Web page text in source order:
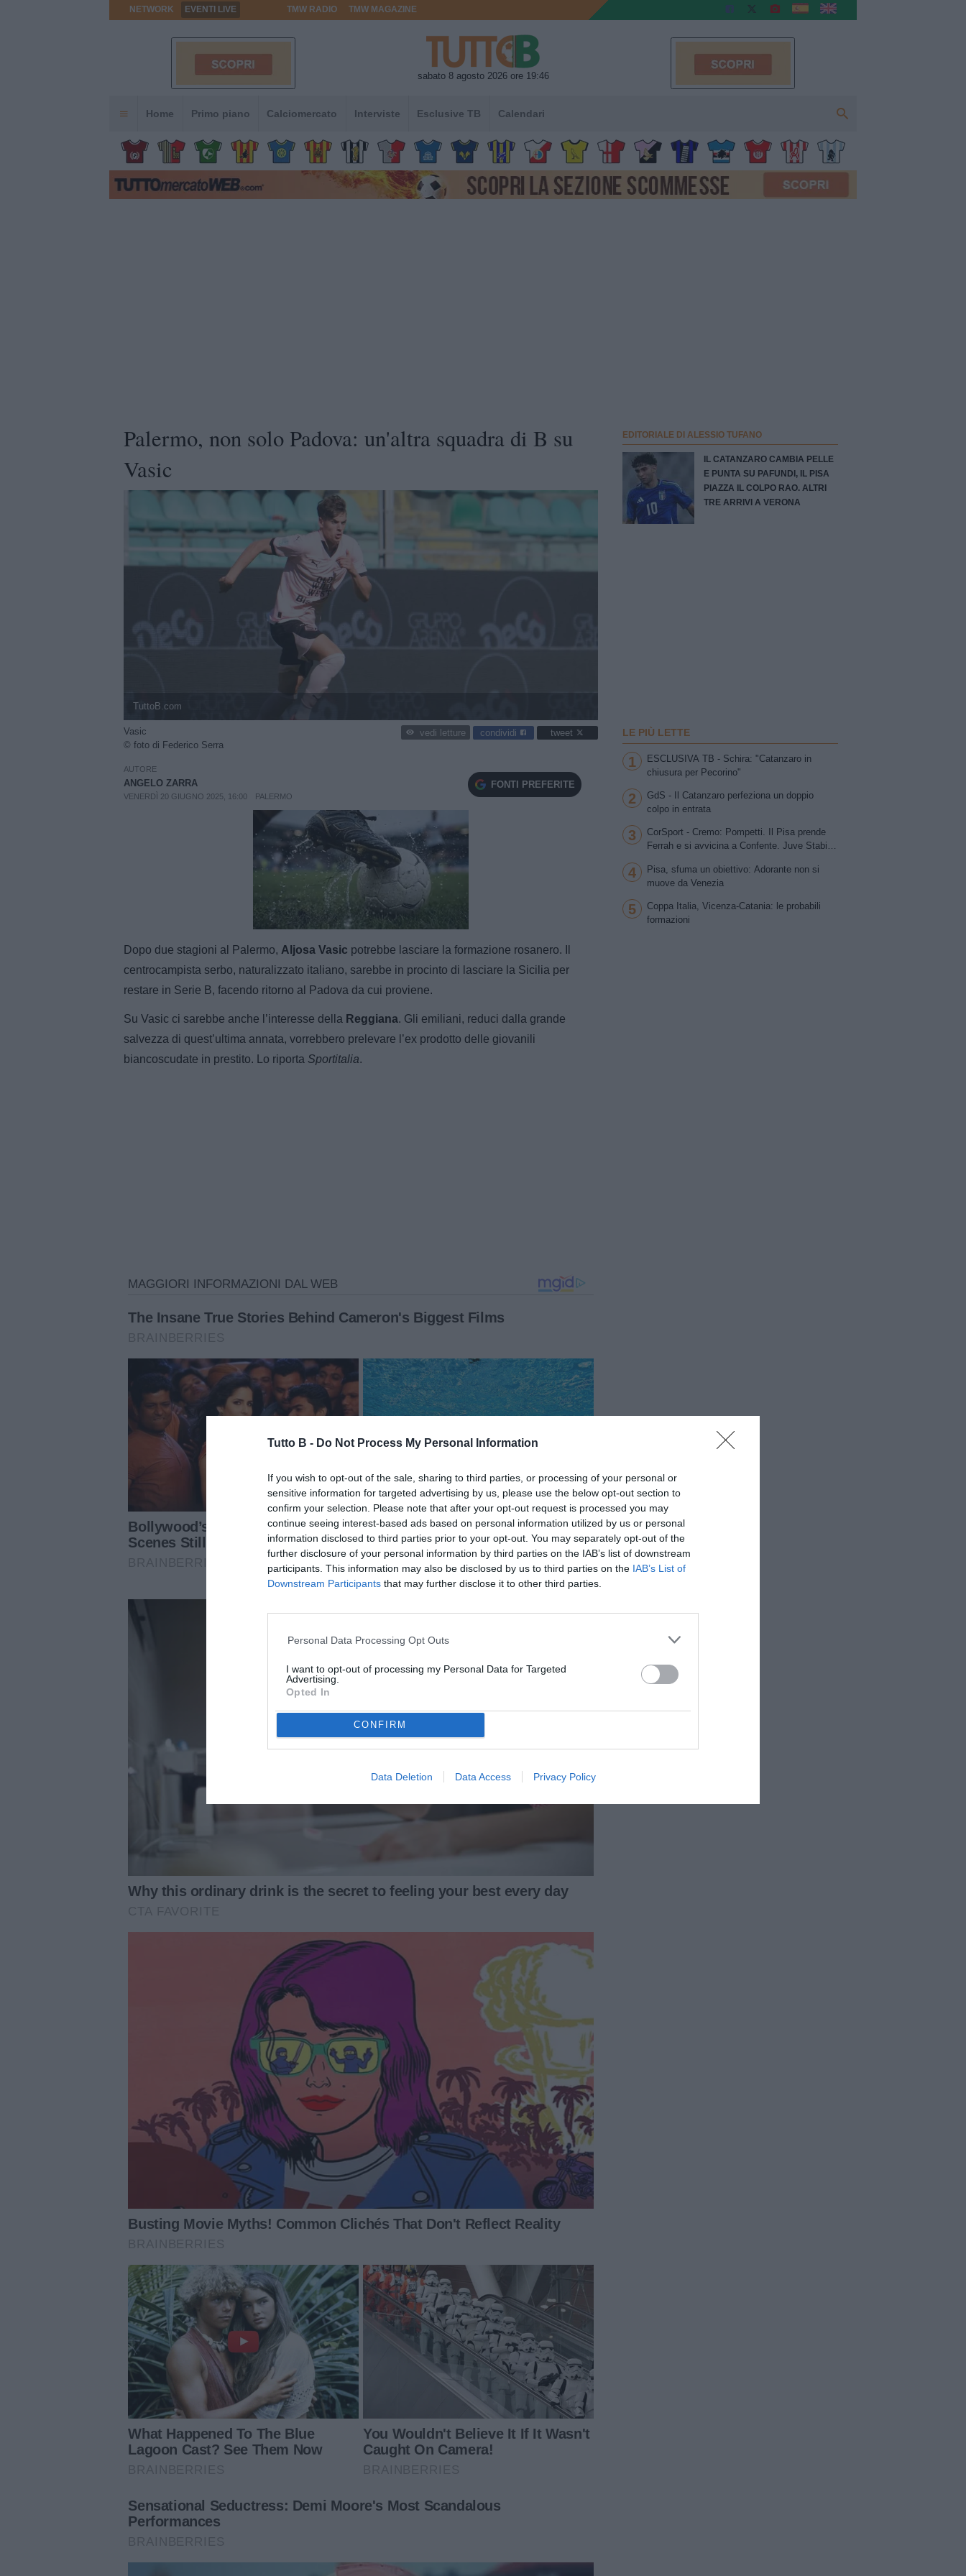
Tutto B - Do Not Process My Personal Information
If you wish to opt-out of the sale, sharing to third parties, or processing of your personal or
sensitive information for targeted advertising by us, please use the below opt-out section to
confirm your selection. Please note that after your opt-out request is processed you may
continue seeing interest-based ads based on personal information utilized by us or personal
information disclosed to third parties prior to your opt-out. You may separately opt-out of the
further disclosure of your personal information by third parties on the IAB’s list of downstream
participants. This information may also be disclosed by us to third parties on the IAB’s List of
Downstream Participants that may further disclose it to other third parties.
Personal Data Processing Opt Outs
I want to opt-out of processing my Personal Data for Targeted
Advertising.
Opted In
CONFIRM
Data Deletion Data Access Privacy Policy
NETWORK EVENTI LIVE TMW RADIO TMW MAGAZINE
sabato 8 agosto 2026 ore 19:46
Home Primo piano Calciomercato Interviste Esclusive TB Calendari
Palermo, non solo Padova: un'altra squadra di B su
Vasic
TuttoB.com
Vasic
© foto di Federico Serra
vedi letture condividi tweet
AUTORE
ANGELO ZARRA
VENERDÌ 20 GIUGNO 2025, 16:00 PALERMO
FONTI PREFERITE
Unmute
Loaded
100.00%
Dopo due stagioni al Palermo, Aljosa Vasic potrebbe lasciare la formazione rosanero. Il
centrocampista serbo, naturalizzato italiano, sarebbe in procinto di lasciare la Sicilia per
restare in Serie B, facendo ritorno al Padova da cui proviene.
Su Vasic ci sarebbe anche l’interesse della Reggiana. Gli emiliani, reduci dalla grande
salvezza di quest’ultima annata, vorrebbero prelevare l’ex prodotto delle giovanili
biancoscudate in prestito. Lo riporta Sportitalia.
EDITORIALE DI ALESSIO TUFANO
IL CATANZARO CAMBIA PELLE
E PUNTA SU PAFUNDI, IL PISA
PIAZZA IL COLPO RAO. ALTRI
TRE ARRIVI A VERONA
LE PIÙ LETTE
1
ESCLUSIVA TB - Schira: "Catanzaro in
chiusura per Pecorino"
2
GdS - Il Catanzaro perfeziona un doppio
colpo in entrata
3
CorSport - Cremo: Pompetti. Il Pisa prende
Ferrah e si avvicina a Confente. Juve Stabia
scambio Patierno-Jimenez
4
Pisa, sfuma un obiettivo: Adorante non si
muove da Venezia
5
Coppa Italia, Vicenza-Catania: le probabili
formazioni